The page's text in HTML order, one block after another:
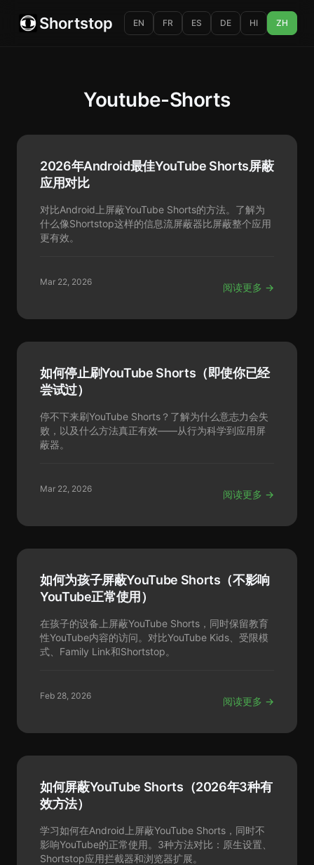
Shortstop EN FR ES DE HI ZH
Youtube-Shorts
2026年Android最佳YouTube Shorts屏蔽
应用对比
对比Android上屏蔽YouTube Shorts的方法。了解为
什么像Shortstop这样的信息流屏蔽器比屏蔽整个应用
更有效。
Mar 22, 2026 阅读更多 →
如何停止刷YouTube Shorts（即使你已经
尝试过）
停不下来刷YouTube Shorts？了解为什么意志力会失
败，以及什么方法真正有效——从行为科学到应用屏
蔽器。
Mar 22, 2026 阅读更多 →
如何为孩子屏蔽YouTube Shorts（不影响
YouTube正常使用）
在孩子的设备上屏蔽YouTube Shorts，同时保留教育
性YouTube内容的访问。对比YouTube Kids、受限模
式、Family Link和Shortstop。
Feb 28, 2026 阅读更多 →
如何屏蔽YouTube Shorts（2026年3种有
效方法）
学习如何在Android上屏蔽YouTube Shorts，同时不
影响YouTube的正常使用。3种方法对比：原生设置、
Shortstop应用拦截器和浏览器扩展。